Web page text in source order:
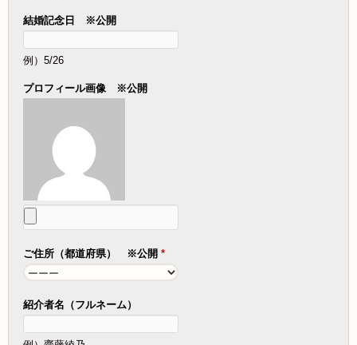
結婚記念日 ※公開
例）5/26
プロフィール画像 ※公開
ご住所（都道府県） ※公開 *
紹介者名（フルネーム）